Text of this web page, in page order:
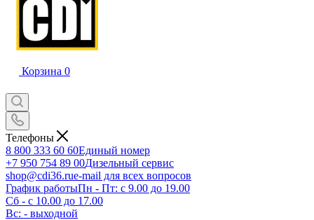
Корзина 0
Телефоны
8 800 333 60 60Единый номер
+7 950 754 89 00Дизельный сервис
shop@cdi36.rue-mail для всех вопросов
График работыПн - Пт: с 9.00 до 19.00
Сб - с 10.00 до 17.00
Вс: - выходной